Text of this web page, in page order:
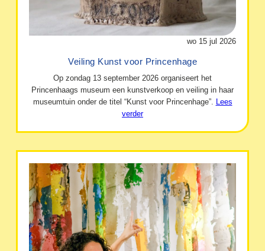
wo 15 jul 2026
Veiling Kunst voor Princenhage
Op zondag 13 september 2026 organiseert het
Princenhaags museum een kunstverkoop en veiling in haar
museumtuin onder de titel “Kunst voor Princenhage”. Lees
verder